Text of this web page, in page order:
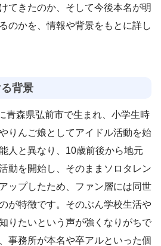
てきたのか、そして今後本名が明
のかを、情報や背景をもとに詳し
背景
青森県弘前市で生まれ、小学生時
りんご娘としてアイドル活動を始
人と異なり、10歳前後から地元
動を開始し、そのままソロタレン
ップしたため、ファン層には同世
が特徴です。そのぶん学校生活や
りたいという声が強くなりがちで
事務所が本名や卒アルといった個